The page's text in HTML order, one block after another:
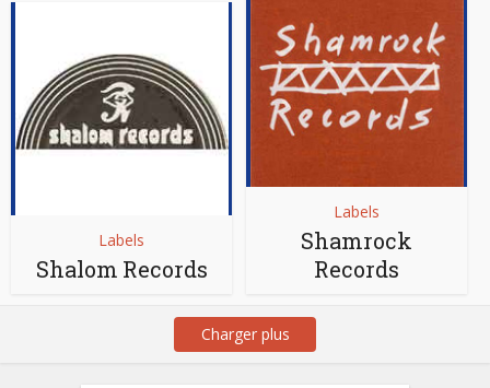
Labels
Shalom Records
Labels
Shamrock
Records
Charger plus